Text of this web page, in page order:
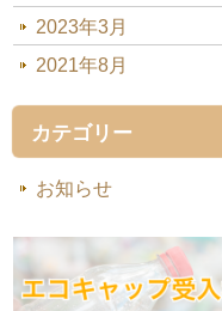
2023年3月
2021年8月
カテゴリー
お知らせ